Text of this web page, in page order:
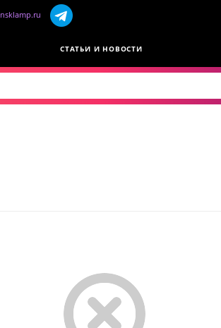
СТАТЬИ И НОВОСТИ